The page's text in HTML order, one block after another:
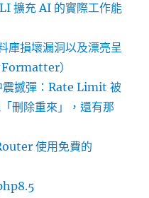
擴充 AI 的實際工作能
庫損壞漏洞以及漂亮呈
）
撼彈：Rate Limit 被
刪除重來」，還有那
使用免費的